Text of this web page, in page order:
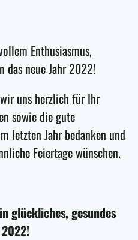
Enthusiasmus,
neue Jahr 2022!
uns herzlich für Ihr
sowie die gute
letzten Jahr bedanken und
Feiertage wünschen.
glückliches, gesundes